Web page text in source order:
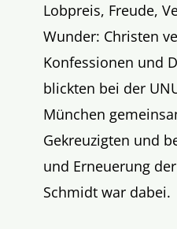
Lobpreis, Freude,
Wunder: Christen
Konfessionen und
blickten bei der
München
Gekreuzigten und
und Erneuerung
Schmidt war dabei.